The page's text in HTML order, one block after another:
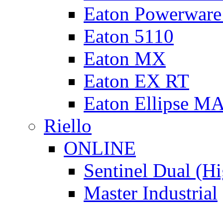
Eaton
Eaton 5110
Eaton MX
Eaton EX RT
Eaton Ellipse
Riello
ONLINE
Sentinel Dual
Master Industrial